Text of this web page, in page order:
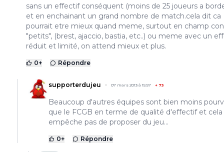
sans un effectif conséquent (moins de 25 joueurs a
et en enchainant un grand nombre de match.cela dit ca
pourrait etre mieux quand meme, surtout en champ
"petits", (brest, ajaccio, bastia, etc..) ou meme avec un
réduit et limité, on attend mieux et plus.
0+ Répondre
supporterdujeu 07 mars 2013 à 15:57 + 73
Beaucoup d'autres équipes sont bien moins
que le FCGB en terme de qualité d'effectif et cela
empêche pas de proposer du jeu...
0+ Répondre